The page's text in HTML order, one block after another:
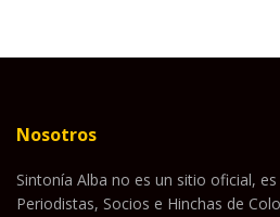
Nosotros
Sintonía Alba no es un sitio oficial,
Periodistas, Socios e Hinchas de